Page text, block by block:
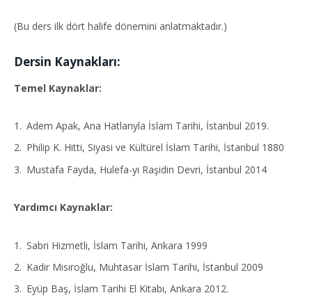
(Bu ders ilk dört halife dönemini anlatmaktadır.)
Dersin Kaynakları:
Temel Kaynaklar:
Adem Apak, Ana Hatlarıyla İslam Tarihi, İstanbul 2019.
Philip K. Hitti, Siyasi ve Kültürel İslam Tarihi, İstanbul 1880
Mustafa Fayda, Hulefa-yı Raşidin Devri, İstanbul 2014
Yardımcı Kaynaklar:
Sabri Hizmetli, İslam Tarihi, Ankara 1999
Kadir Mısıroğlu, Muhtasar İslam Tarihi, İstanbul 2009
Eyüp Baş, İslam Tarihi El Kitabı, Ankara 2012.